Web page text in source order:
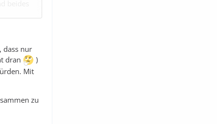
dass nur
dran
)
Mit
zu